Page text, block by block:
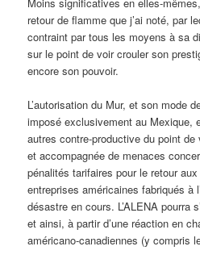
Moins significatives en elles-
retour de flamme que j’ai noté, par
contraint par tous les moyens à sa
sur le point de voir crouler son
encore son pouvoir.
L’autorisation du Mur, et son mode
imposé exclusivement au Mexique,
autres contre-productive du point
et accompagnée de menaces
pénalités tarifaires pour le retour
entreprises américaines fabriqués à
désastre en cours. L’ALENA pourra
et ainsi, à partir d’une réaction en
américano-canadiennes (y compris